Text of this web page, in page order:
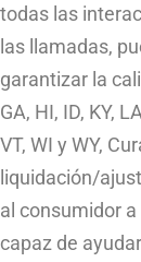
todas las
las llamadas,
garantizar la
GA, HI, ID, KY,
VT, WI y WY,
liquidación/
al consumidor
capaz de